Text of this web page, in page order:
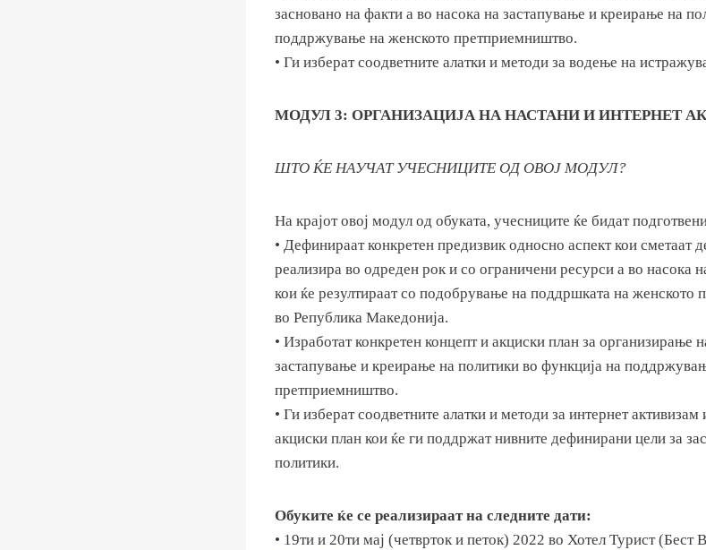
засновано на факти а во насока на застапување и креирање на
поддржување на женското претприемништво.
• Ги изберат соодветните алатки и методи за водење на
МОДУЛ 3: ОРГАНИЗАЦИЈА НА НАСТАНИ И ИНТЕРНЕТ
ШТО ЌЕ НАУЧАТ УЧЕСНИЦИТЕ ОД ОВОЈ МОДУЛ?
На крајот овој модул од обуката, учесниците ќе бидат
• Дефинираат конкретен предизвик односно аспект кои сметаат
реализира во одреден рок и со ограничени ресурси а во насока
кои ќе резултираат со подобрување на поддршката на женското
во Република Македонија.
• Изработат конкретен концепт и акциски план за организирање
застапување и креирање на политики во функција на
претприемништво.
• Ги изберат соодветните алатки и методи за интернет активизам
акциски план кои ќе ги поддржат нивните дефинирани цели за
политики.
Обуките ќе се реализираат на следните дати:
• 19ти и 20ти мај (четврток и петок) 2022 во Хотел Турист (Бест